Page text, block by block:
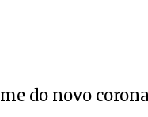
do novo